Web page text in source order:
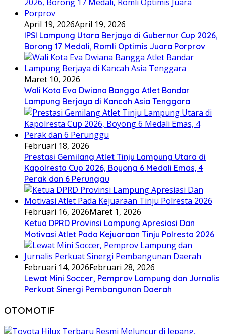
April 19, 2026April 19, 2026
IPSI Lampung Utara Berjaya di Gubernur Cup 2026,
Borong 17 Medali, Romli Optimis Juara Porprov
Maret 10, 2026
Wali Kota Eva Dwiana Bangga Atlet Bandar
Lampung Berjaya di Kancah Asia Tenggara
Februari 18, 2026
Prestasi Gemilang Atlet Tinju Lampung Utara di
Kapolresta Cup 2026, Boyong 6 Medali Emas, 4
Perak dan 6 Perunggu
Februari 16, 2026Maret 1, 2026
Ketua DPRD Provinsi Lampung Apresiasi Dan
Motivasi Atlet Pada Kejuaraan Tinju Polresta 2026
Februari 14, 2026Februari 28, 2026
Lewat Mini Soccer, Pemprov Lampung dan Jurnalis
Perkuat Sinergi Pembangunan Daerah
OTOMOTIF